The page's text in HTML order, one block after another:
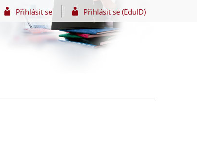
Přihlásit se Přihlásit se (EduID)